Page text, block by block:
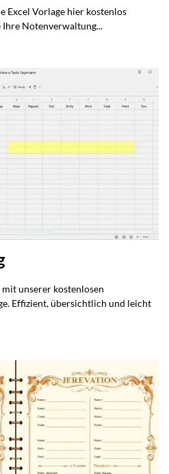
Excel Vorlage hier kostenlos
Notenverwaltung...
unserer kostenlosen
Effizient, übersichtlich und leicht